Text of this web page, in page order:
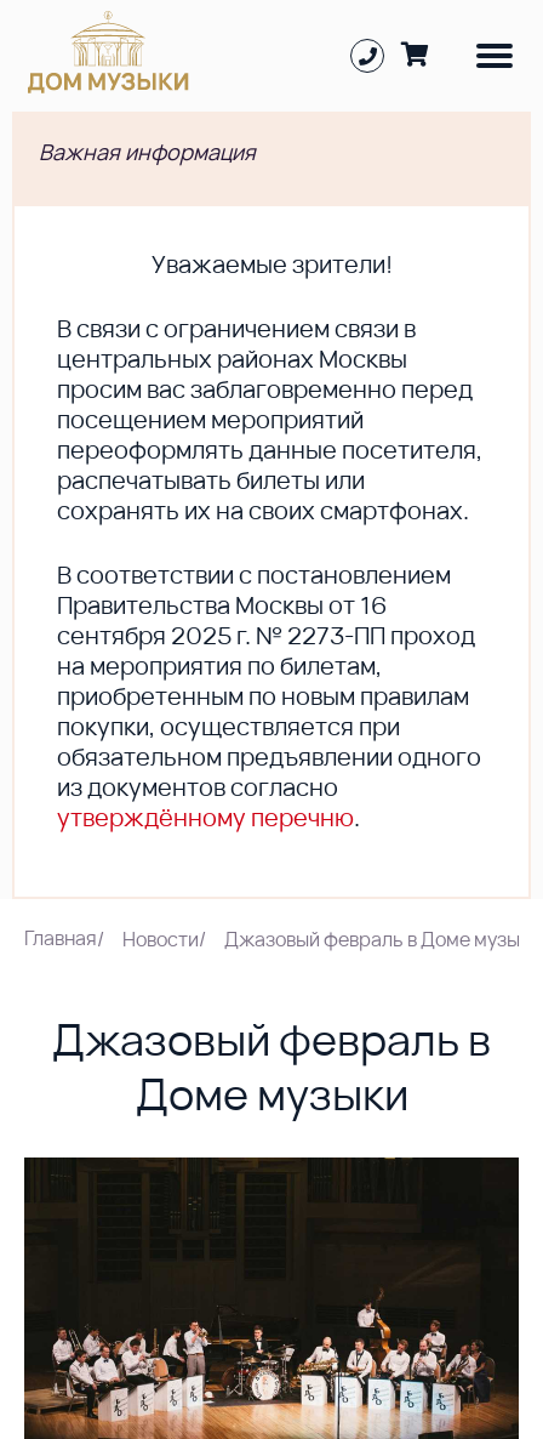
Важная информация
Уважаемые зрители!
В cвязи с ограничением связи в
центральных районах Москвы
просим вас заблаговременно перед
посещением мероприятий
переоформлять данные посетителя,
распечатывать билеты или
сохранять их на своих смартфонах.
В соответствии с постановлением
Правительства Москвы от 16
сентября 2025 г. № 2273-ПП проход
на мероприятия по билетам,
приобретенным по новым правилам
покупки, осуществляется при
обязательном предъявлении одного
из документов согласно
утверждённому перечню.
Главная/ Новости/ Джазовый февраль в Доме музыки
Джазовый февраль в
Доме музыки